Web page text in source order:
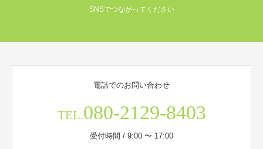
SNSでつながってください
電話でのお問い合わせ
TEL.080-2129-8403
受付時間 / 9:00 〜 17:00